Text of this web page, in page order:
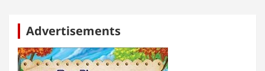
Advertisements